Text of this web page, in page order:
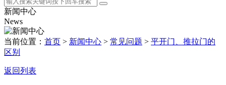
新闻中心
News
当前位置： 首页 > 新闻中心 > 常见问题 > 平开门、推拉门的
区别
返回列表